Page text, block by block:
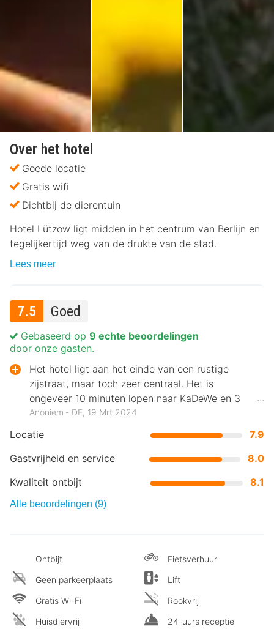
Over het hotel
Goede locatie
Gratis wifi
Dichtbij de dierentuin
Hotel Lützow ligt midden in het centrum van Berlijn en
tegelijkertijd weg van de drukte van de stad.
Lees meer
7.5 Goed
Locatie
7.9
Gastvrijheid en service
8.0
Kwaliteit ontbijt
8.1
Gebaseerd op 9 echte beoordelingen
door onze gasten.
Het hotel ligt aan het einde van een rustige
zijstraat, maar toch zeer centraal. Het is
ongeveer 10 minuten lopen naar KaDeWe en 3
minuten naar bus 200
Anoniem ‐ DE, 19 Mrt 2024
Alle beoordelingen (9)
Ontbijt
Geen parkeerplaats
Gratis Wi-Fi
Huisdiervrij
Fietsverhuur
Lift
Rookvrij
24-uurs receptie